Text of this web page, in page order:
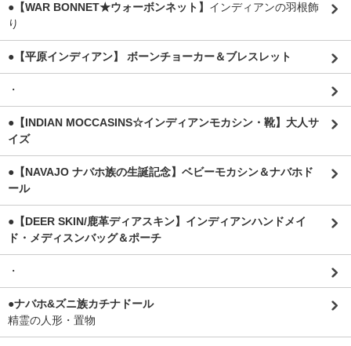
●【WAR BONNET★ウォーボンネット】 インディアンの羽根飾
り
●【平原インディアン】 ボーンチョーカー＆ブレスレット
・
●【INDIAN MOCCASINS☆インディアンモカシン・靴】大人サ
イズ
●【NAVAJO ナバホ族の生誕記念】ベビーモカシン＆ナバホド
ール
●【DEER SKIN/鹿革ディアスキン】インディアンハンドメイ
ド・メディスンバッグ＆ポーチ
・
●ナバホ&ズニ族カチナドール
精霊の人形・置物